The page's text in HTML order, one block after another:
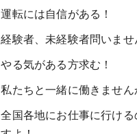
運転には自信がある！
経験者、未経験者問いませ
やる気がある方求む！
私たちと一緒に働きません
全国各地にお仕事に行け